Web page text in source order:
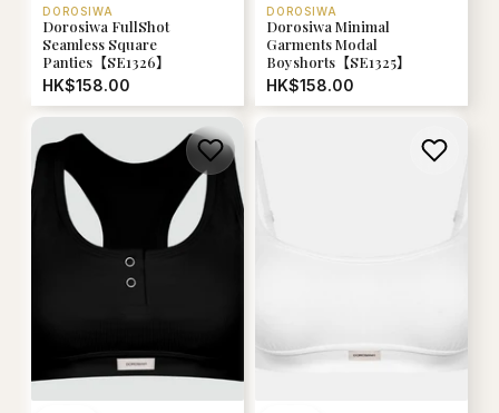
DOROSIWA
Dorosiwa FullShot
Seamless Square
Panties【SE1326】
HK$158.00
DOROSIWA
Dorosiwa Minimal
Garments Modal
Boyshorts【SE1325】
HK$158.00